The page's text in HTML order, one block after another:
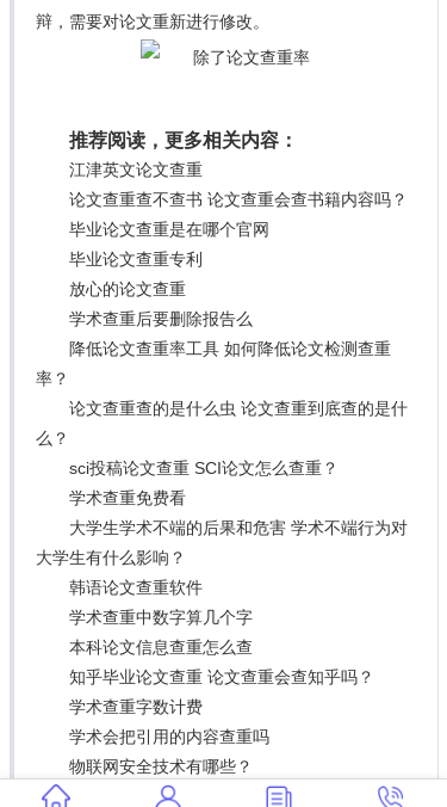
辩，需要对论文重新进行修改。
推荐阅读，更多相关内容：
江津英文论文查重
论文查重查不查书 论文查重会查书籍内容吗？
毕业论文查重是在哪个官网
毕业论文查重专利
放心的论文查重
学术查重后要删除报告么
降低论文查重率工具 如何降低论文检测查重
率？
论文查重查的是什么虫 论文查重到底查的是什
么？
sci投稿论文查重 SCI论文怎么查重？
学术查重免费看
大学生学术不端的后果和危害 学术不端行为对
大学生有什么影响？
韩语论文查重软件
学术查重中数字算几个字
本科论文信息查重怎么查
知乎毕业论文查重 论文查重会查知乎吗？
学术查重字数计费
学术会把引用的内容查重吗
物联网安全技术有哪些？
论文查重过了都能毕业吗